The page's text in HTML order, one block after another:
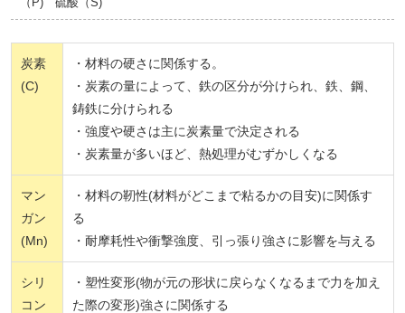
炭素
(C)
・材料の硬さに関係する。
・炭素の量によって、鉄の区分が分けられ、鉄、鋼、
鋳鉄に分けられる
・強度や硬さは主に炭素量で決定される
・炭素量が多いほど、熱処理がむずかしくなる
マン
ガン
(Mn)
・材料の靭性(材料がどこまで粘るかの目安)に関係す
る
・耐摩耗性や衝撃強度、引っ張り強さに影響を与える
シリ
コン
・塑性変形(物が元の形状に戻らなくなるまで力を加え
た際の変形)強さに関係する